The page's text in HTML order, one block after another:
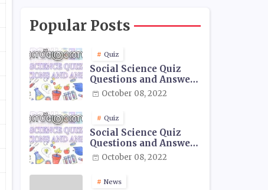
Popular Posts
Quiz
Social Science Quiz
Questions and Answers
- 01October 08, 2022
Quiz
Social Science Quiz
Questions and Answers
- 02October 08, 2022
News